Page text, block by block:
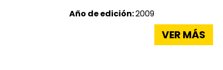
Año de edición:2009
VER MÁS